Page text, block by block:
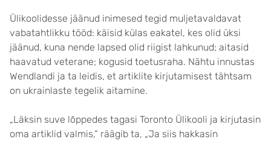
Ülikoolidesse jäänud inimesed tegid muljetavaldavat
vabatahtlikku tööd: käisid külas eakatel, kes olid üksi
jäänud, kuna nende lapsed olid riigist lahkunud; aitasid
haavatud veterane; kogusid toetusraha. Nähtu innustas
Wendlandi ja ta leidis, et artiklite kirjutamisest tähtsam
on ukrainlaste tegelik aitamine.
„Läksin suve lõppedes tagasi Toronto Ülikooli ja kirjutasin
oma artiklid valmis,“ räägib ta, „Ja siis hakkasin